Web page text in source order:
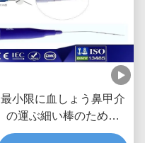
最小限に血しょう鼻甲介
の運ぶ細い棒のための
ENT調査の侵略的な外科